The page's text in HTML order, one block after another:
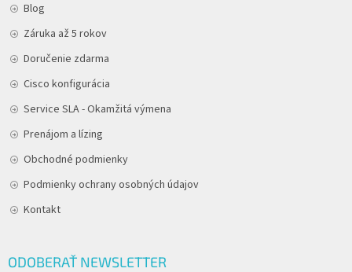
Blog
Záruka až 5 rokov
Doručenie zdarma
Cisco konfigurácia
Service SLA - Okamžitá výmena
Prenájom a lízing
Obchodné podmienky
Podmienky ochrany osobných údajov
Kontakt
ODOBERAŤ NEWSLETTER